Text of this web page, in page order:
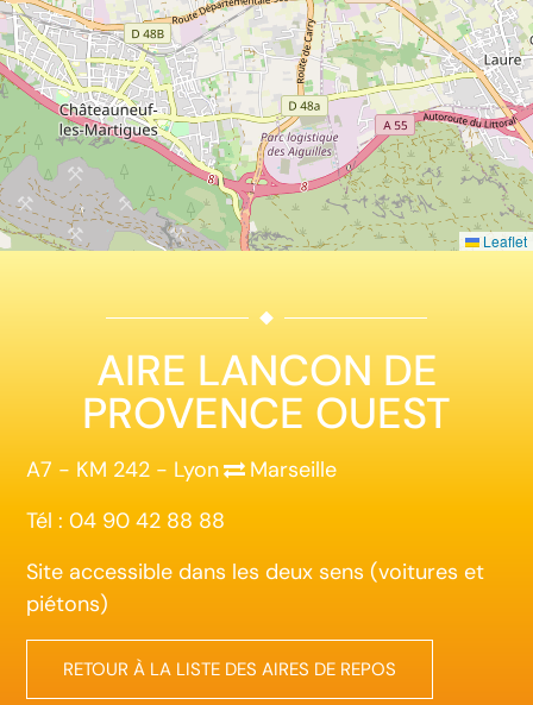
Leaflet
AIRE LANCON DE
PROVENCE OUEST
A7 - KM 242 - Lyon
Marseille
Tél : 04 90 42 88 88
Site accessible dans les deux sens (voitures et
piétons)
RETOUR À LA LISTE DES AIRES DE REPOS